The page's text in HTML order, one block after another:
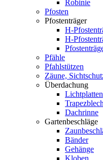
Robinie
Pfosten
Pfostenträger
H-
H-
Pfähle
Pfahlstützen
Zäune,
Überdachung
Lichtplatten
Trapezblech
Dachrinne
Gartenbeschläge
Bänder
Gehänge
Kloben